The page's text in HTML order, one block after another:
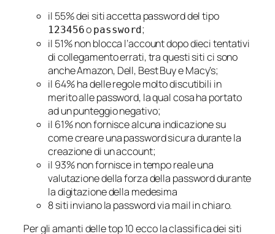
il 55% dei siti accetta password del tipo
123456o password;
il 51% non blocca l’account dopo dieci tentativi
di collegamento errati, tra questi siti ci sono
anche Amazon, Dell, Best Buy e Macy’s;
il 64% ha delle regole molto discutibili in
merito alle password, la qual cosa ha portato
ad un punteggio negativo;
il 61% non fornisce alcuna indicazione su
come creare una password sicura durante la
creazione di un account;
il 93% non fornisce in tempo reale una
valutazione della forza della password durante
la digitazione della medesima
8 siti inviano la password via mail in chiaro.
Per gli amanti delletop 10ecco la classifica dei siti